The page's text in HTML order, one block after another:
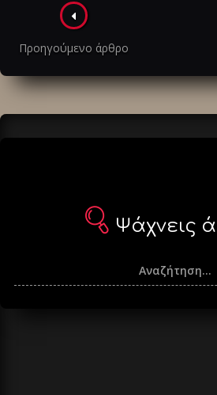
Πλοήγηση
στα
άρθρα
Προηγούμενο άρθρο
Ψάχνεις